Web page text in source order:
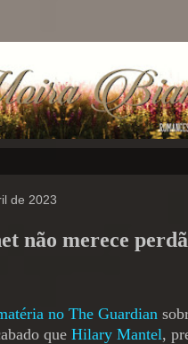
de 2023
não merece
no The Guardian
que Hilary Mantel,